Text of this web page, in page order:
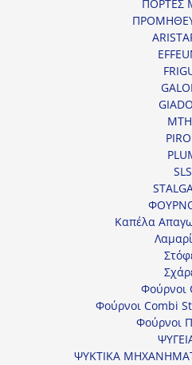
ΠΟΡΤΕΣ
MTH
SLS
Καπέλα
Φούρνοι
Φούρνοι Combi
Φούρνοι
ΨΥΚΤΙΚΑ